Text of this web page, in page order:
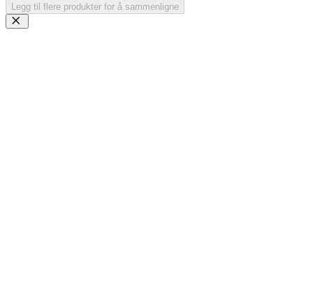
Legg til flere produkter for å sammenligne